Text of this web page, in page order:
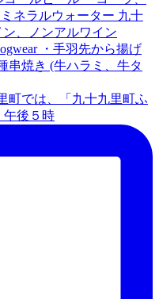
町では、「九十九里町ふ
午後５時